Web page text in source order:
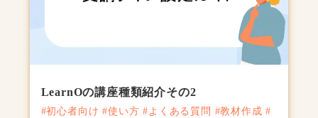
LearnOの講座種類紹介その2
#初心者向け #使い方 #よくある質問 #教材作成 #